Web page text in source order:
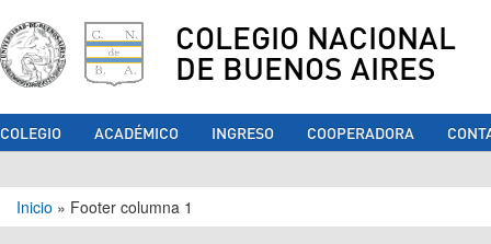
COLEGIO NACIONAL
DE BUENOS AIRES
COLEGIO ACADÉMICO INGRESO COOPERADORA
Se encuentra usted aquí
Inicio » Footer columna 1